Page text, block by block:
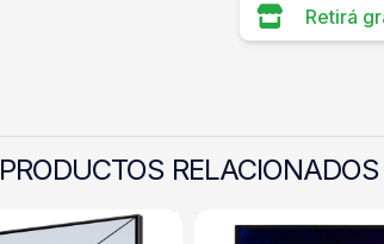
Retirá
PRODUCTOS RELACIONADOS